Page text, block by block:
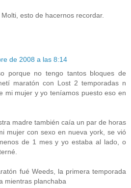
esto de hacernos recordar.
de 2008 a las 8:14
porque no tengo tantos bloques de
maratón con Lost 2 temporadas n
mi mujer y yo teníamos puesto eso en
madre también caía un par de horas
mujer con sexo en nueva york, se vió
de 1 mes y yo estaba al lado, o
fué Weeds, la primera temporada
mientras planchaba